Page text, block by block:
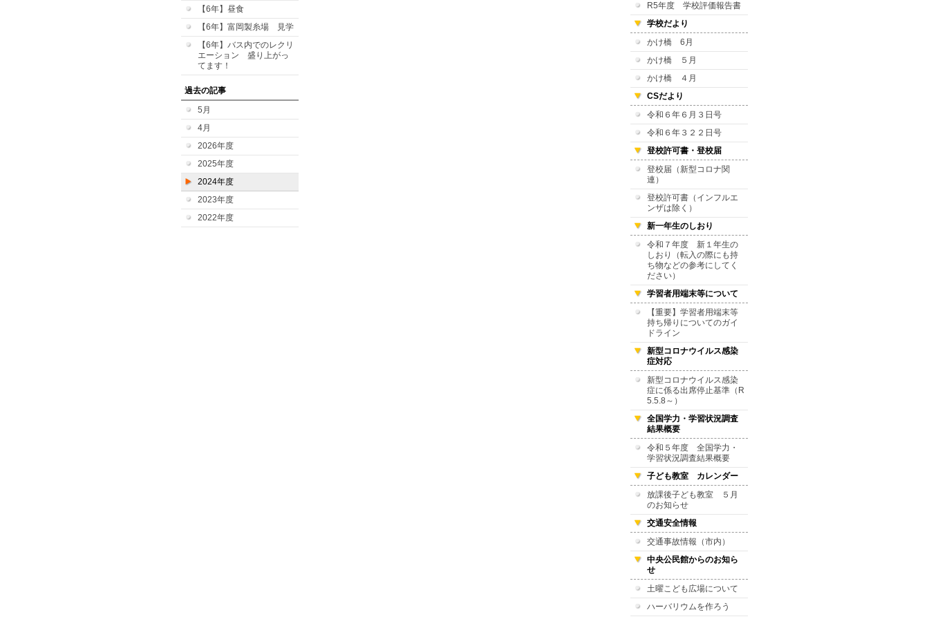
【6年】昼食
【6年】富岡製糸場 見学
【6年】バス内でのレクリ
エーション 盛り上がっ
てます！
過去の記事
5月
4月
2026年度
2025年度
2024年度
2023年度
2022年度
R5年度 学校評価報告書
学校だより
かけ橋 6月
かけ橋 ５月
かけ橋 ４月
CSだより
令和６年６月３日号
令和６年３２２日号
登校許可書・登校届
登校届（新型コロナ関
連）
登校許可書（インフルエ
ンザは除く）
新一年生のしおり
令和７年度 新１年生の
しおり（転入の際にも持
ち物などの参考にしてく
ださい）
学習者用端末等について
【重要】学習者用端末等
持ち帰りについてのガイ
ドライン
新型コロナウイルス感染
症対応
新型コロナウイルス感染
症に係る出席停止基準（R
5.5.8～）
全国学力・学習状況調査
結果概要
令和５年度 全国学力・
学習状況調査結果概要
子ども教室 カレンダー
放課後子ども教室 ５月
のお知らせ
交通安全情報
交通事故情報（市内）
中央公民館からのお知ら
せ
土曜こども広場について
ハーバリウムを作ろう